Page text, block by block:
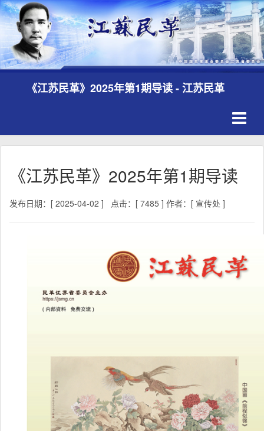
《江苏民革》2025年第1期导读 - 江苏民革
《江苏民革》2025年第1期导读
发布日期：[ 2025-04-02 ] 点击：[ 7485 ] 作者：[ 宣传处 ]